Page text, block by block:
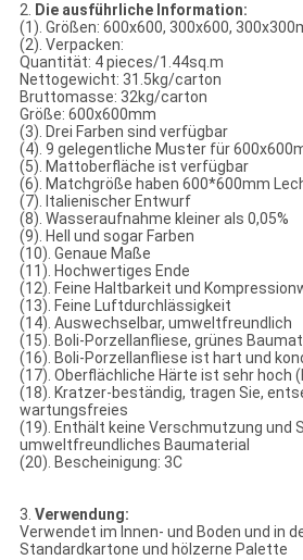
2. Die ausführliche Information:
(1). Größen: 600x600, 300x600,
(2). Verpacken:
Quantität: 4 pieces/1.44sq.m
Nettogewicht: 31.5kg/carton
Bruttomasse: 32kg/carton
Größe: 600x600mm
(3). Drei Farben sind verfügbar
(4). 9 gelegentliche Muster für
(5). Mattoberfläche ist verfügbar
(6). Matchgröße haben 600*600mm
(7). Italienischer Entwurf
(8). Wasseraufnahme kleiner als 0,05%
(9). Hell und sogar Farben
(10). Genaue Maße
(11). Hochwertiges Ende
(12). Feine Haltbarkeit und
(13). Feine Luftdurchlässigkeit
(14). Auswechselbar, umweltfreundlich
(15). Boli-Porzellanfliese, grünes
(16). Boli-Porzellanfliese ist hart und
(17). Oberflächliche Härte ist sehr hoch
(18). Kratzer-beständig, tragen Sie,
wartungsfreies
(19). Enthält keine Verschmutzung und
umweltfreundliches Baumaterial
(20). Bescheinigung: 3C
3. Verwendung:
Verwendet im Innen- und Boden und in
Standardkartone und hölzerne Palette